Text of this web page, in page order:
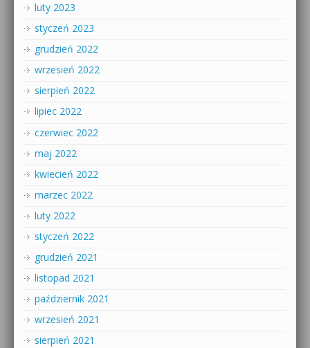
luty 2023
styczeń 2023
grudzień 2022
wrzesień 2022
sierpień 2022
lipiec 2022
czerwiec 2022
maj 2022
kwiecień 2022
marzec 2022
luty 2022
styczeń 2022
grudzień 2021
listopad 2021
październik 2021
wrzesień 2021
sierpień 2021